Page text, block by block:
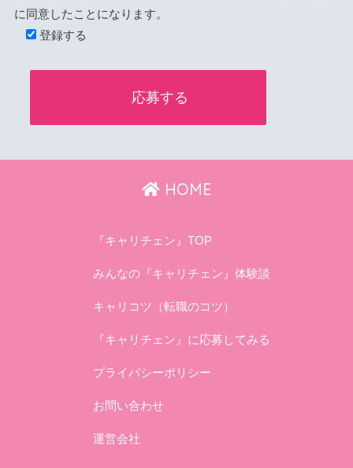
に同意したことになります。
登録する
HOME
『キャリチェン』TOP
みんなの『キャリチェン』体験談
キャリコツ（転職のコツ）
『キャリチェン』に応募してみる
プライバシーポリシー
お問い合わせ
運営会社